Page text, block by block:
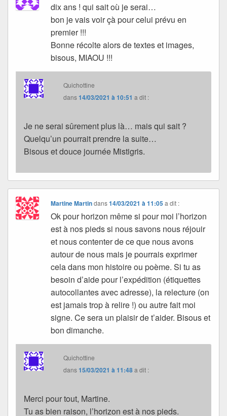
dix ans ! qui sait où je serai…
bon je vais voir çà pour celui prévu en
premier !!!
Bonne récolte alors de textes et images,
bisous, MIAOU !!!
Quichottine
dans14/03/2021 à 10:51 a dit :
Je ne serai sûrement plus là… mais qui sait ?
Quelqu’un pourrait prendre la suite…
Bisous et douce journée Mistigris.
Martine Martindans14/03/2021 à 11:05 a dit :
Ok pour horizon même si pour moi l’horizon
est à nos pieds si nous savons nous réjouir
et nous contenter de ce que nous avons
autour de nous mais je pourrais exprimer
cela dans mon histoire ou poème. Si tu as
besoin d’aide pour l’expédition (étiquettes
autocollantes avec adresse), la relecture (on
est jamais trop à relire !) ou autre fait moi
signe. Ce sera un plaisir de t’aider. Bisous et
bon dimanche.
Quichottine
dans15/03/2021 à 11:48a dit :
Merci pour tout, Martine.
Tu as bien raison, l’horizon est à nos pieds.